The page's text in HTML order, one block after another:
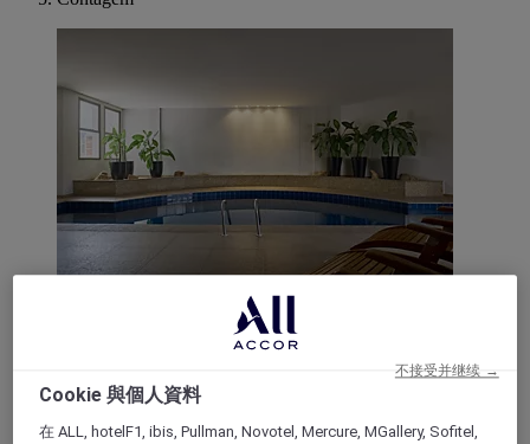
贝洛奥里藏特卢尔德美居酒店
在卢尔德美居酒店开启精彩的贝洛奥里藏特之旅！
Cookie 與個人資料
在 ALL, hotelF1, ibis, Pullman, Novotel, Mercure, MGallery, Sofitel,
不接受并继续 →